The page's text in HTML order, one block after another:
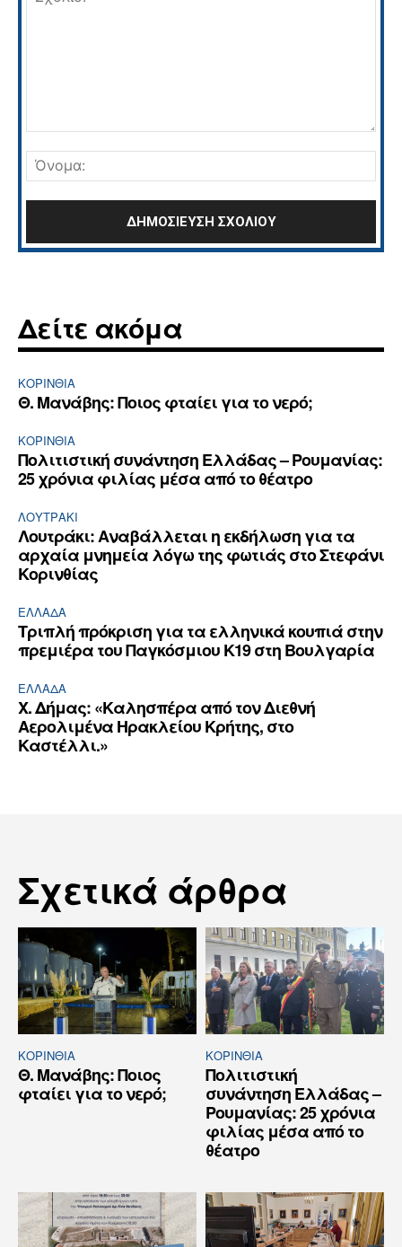
Δείτε ακόμα
ΚΟΡΙΝΘΊΑ
Θ. Μανάβης: Ποιος φταίει για το νερό;
ΚΟΡΙΝΘΊΑ
Πολιτιστική συνάντηση Ελλάδας – Ρουμανίας:
25 χρόνια φιλίας μέσα από το θέατρο
ΛΟΥΤΡΆΚΙ
Λουτράκι: Αναβάλλεται η εκδήλωση για τα
αρχαία μνημεία λόγω της φωτιάς στο Στεφάνι
Κορινθίας
ΕΛΛΆΔΑ
Τριπλή πρόκριση για τα ελληνικά κουπιά στην
πρεμιέρα του Παγκόσμιου Κ19 στη Βουλγαρία
ΕΛΛΆΔΑ
Χ. Δήμας: «Καλησπέρα από τον Διεθνή
Αερολιμένα Ηρακλείου Κρήτης, στο
Καστέλλι.»
Σχετικά άρθρα
ΚΟΡΙΝΘΊΑ
Θ. Μανάβης: Ποιος
φταίει για το νερό;
ΚΟΡΙΝΘΊΑ
Πολιτιστική
συνάντηση Ελλάδας –
Ρουμανίας: 25 χρόνια
φιλίας μέσα από το
θέατρο